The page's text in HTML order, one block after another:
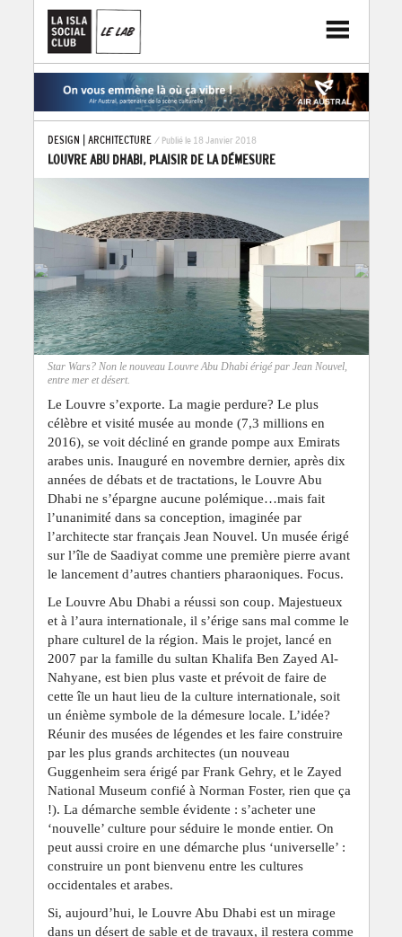
DESIGN ARCHITECTURE / Publié le 18 Janvier 2018
LOUVRE ABU DHABI, PLAISIR DE LA DÉMESURE
Star Wars? Non le nouveau Louvre Abu Dhabi érigé par Jean Nouvel,
entre mer et désert.
Le Louvre s’exporte. La magie perdure? Le plus
célèbre et visité musée au monde (7,3 millions en
2016), se voit décliné en grande pompe aux Emirats
arabes unis. Inauguré en novembre dernier, après dix
années de débats et de tractations, le Louvre Abu
Dhabi ne s’épargne aucune polémique…mais fait
l’unanimité dans sa conception, imaginée par
l’architecte star français Jean Nouvel. Un musée érigé
sur l’île de Saadiyat comme une première pierre avant
le lancement d’autres chantiers pharaoniques. Focus.
Le Louvre Abu Dhabi a réussi son coup. Majestueux
et à l’aura internationale, il s’érige sans mal comme le
phare culturel de la région. Mais le projet, lancé en
2007 par la famille du sultan Khalifa Ben Zayed Al-
Nahyane, est bien plus vaste et prévoit de faire de
cette île un haut lieu de la culture internationale, soit
un énième symbole de la démesure locale. L’idée?
Réunir des musées de légendes et les faire construire
par les plus grands architectes (un nouveau
Guggenheim sera érigé par Frank Gehry, et le Zayed
National Museum confié à Norman Foster, rien que ça
!). La démarche semble évidente : s’acheter une
‘nouvelle’ culture pour séduire le monde entier. On
peut aussi croire en une démarche plus ‘universelle’ :
construire un pont bienvenu entre les cultures
occidentales et arabes.
Si, aujourd’hui, le Louvre Abu Dhabi est un mirage
dans un désert de sable et de travaux, il restera comme